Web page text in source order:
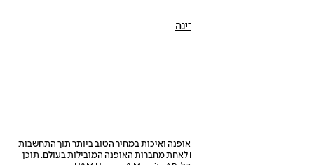
שינוי אזור/מדינה
הקונספט העסקי של H&M הינו אופנה ואיכות במחיר הטוב ביותר תוך התחשבות
בסביבה. מאז 1947, הפכה H&M לאחת מחברות האופנה המובילות בעולם. תוכן